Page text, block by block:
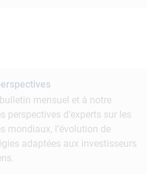
mensuel et à notre
perspectives d’experts sur les
mondiaux, l’évolution de
adaptées aux investisseurs